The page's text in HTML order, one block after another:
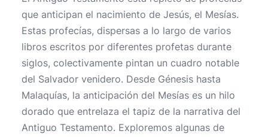
que anticipan el nacimiento de Jesús, el Mesías.
Estas profecías, dispersas a lo largo de varios
libros escritos por diferentes profetas durante
siglos, colectivamente pintan un cuadro notable
del Salvador venidero. Desde Génesis hasta
Malaquías, la anticipación del Mesías es un hilo
dorado que entrelaza el tapiz de la narrativa del
Antiguo Testamento. Exploremos algunas de